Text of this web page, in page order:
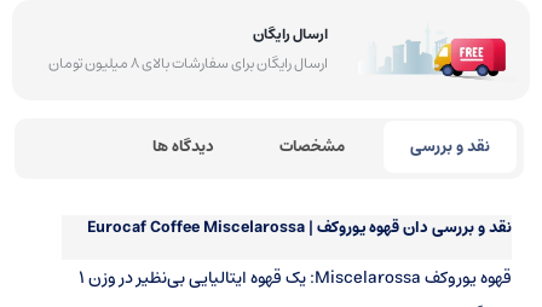
ارسال رایگان
ارسال رایگان برای سفارشات بالای 8 میلیون تومان
نقد و بررسی مشخصات دیدگاه ها
نقد و بررسیدان قهوه یوروکف | Eurocaf Coffee Miscelarossa
قهوه یوروکف Miscelarossa: یک قهوه ایتالیایی بی‌نظیر در وزن 1